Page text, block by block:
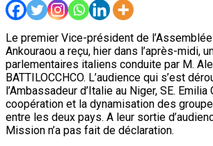
Le premier Vice-président de
Ankouraou a reçu, hier dans l’après-midi,
parlementaires italiens conduite par M.
BATTILOCCHCO. L’audience qui s’est
l’Ambassadeur d’Italie au Niger, SE.
coopération et la dynamisation des
entre les deux pays. A leur sortie
Mission n’a pas fait de déclaration.